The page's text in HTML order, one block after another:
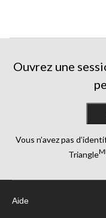
Ouvrez une
Vous n’avez pas
Triangle
Aide